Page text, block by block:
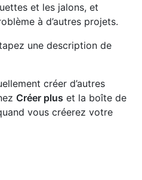
et les jalons, et
à d’autres projets.
une description de
créer d’autres
Créer plus et la boîte de
vous créerez votre